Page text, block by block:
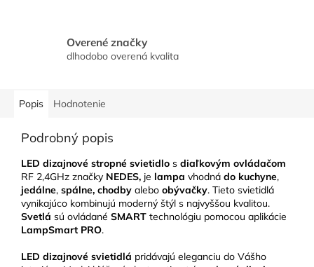
Overené značky
dlhodobo overená kvalita
Popis Hodnotenie
Podrobný popis
LED dizajnové stropné svietidlo s diaľkovým ovládačom
RF 2,4GHz značky NEDES, je lampa vhodná do kuchyne,
jedálne, spálne, chodby alebo obývačky. Tieto svietidlá
vynikajúco kombinujú moderný štýl s najvyššou kvalitou.
Svetlá sú ovládané SMART technológiu pomocou aplikácie
LampSmart PRO.
LED dizajnové svietidlá pridávajú eleganciu do Vášho